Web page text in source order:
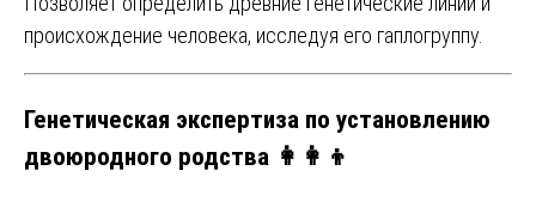
происхождение человека, исследуя его гаплогруппу.
Генетическая экспертиза по установлению
двоюродного родства 👩‍👩‍👦